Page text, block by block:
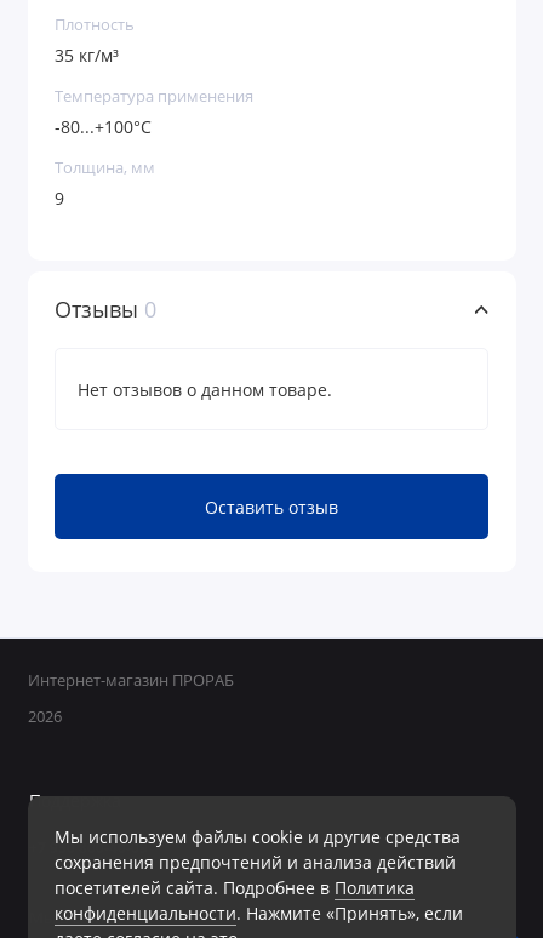
Плотность
35 кг/м³
Температура применения
-80...+100°С
Толщина, мм
9
Отзывы 0
Нет отзывов о данном товаре.
Оставить отзыв
Мы используем файлы cookie и другие средства
сохранения предпочтений и анализа действий
посетителей сайта. Подробнее в Политика
конфиденциальности. Нажмите «Принять», если
Интернет-магазин ПРОРАБ
2026
Поддержка
+7 950 800-40-09
Ежедневно с 8:00 до 19:00 Без перерывов и выходных
Мы в сети